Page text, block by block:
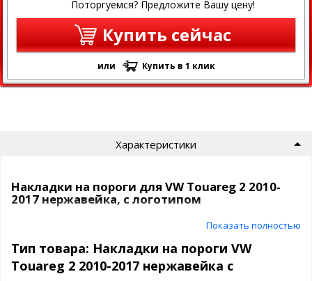
Поторгуемся? Предложите Вашу цену!
Купить сейчас
или Купить в 1 клик
Характеристики
Накладки на пороги для VW Touareg 2 2010-
2017 нержавейка, с логотипом
Накладки на пороги для автомобиля VW Touareg 2 2010-2017
эффективно защитят Ваш авто от механических повреждений,
Показать полностью
Тип товара: Накладки на пороги VW
Touareg 2 2010-2017 нержавейка с